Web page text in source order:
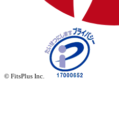
© FitsPlus Inc.